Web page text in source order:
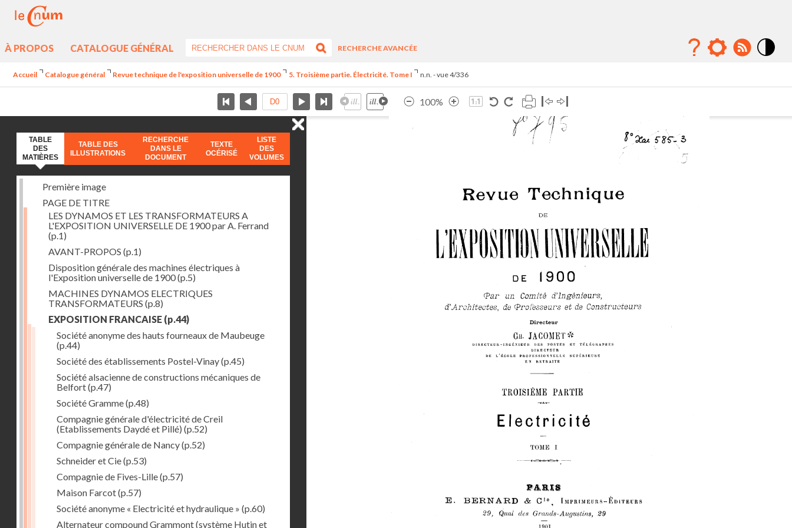
À PROPOS CATALOGUE GÉNÉRAL
RECHERCHE AVANCÉE
Accueil Catalogue général Revue technique de l'exposition universelle de 1900 5. Troisième partie. Électricité. Tome I n.n. - vue 4/336
100%
TABLE
DES
MATIÈRES
TABLE DES
ILLUSTRATIONS
RECHERCHE
DANS LE
DOCUMENT
TEXTE
OCÉRISÉ
LISTE
DES
VOLUMES
Première image
PAGE DE TITRE
LES DYNAMOS ET LES TRANSFORMATEURS A
L'EXPOSITION UNIVERSELLE DE 1900 par A. Ferrand
(p.1)
AVANT-PROPOS (p.1)
Disposition générale des machines électriques à
l'Exposition universelle de 1900(p.5)
MACHINES DYNAMOS ELECTRIQUES
TRANSFORMATEURS (p.8)
EXPOSITION FRANCAISE (p.44)
Société anonyme des hauts fourneaux de Maubeuge
(p.44)
Société des établissements Postel-Vinay(p.45)
Société alsacienne de constructions mécaniques de
Belfort(p.47)
Société Gramme(p.48)
Compagnie générale d'électricité de Creil
(Etablissements Daydé et Pillé) (p.52)
Compagnie générale de Nancy(p.52)
Schneider et Cie(p.53)
Compagnie de Fives-Lille(p.57)
Maison Farcot(p.57)
Société anonyme « Electricité et hydraulique » (p.60)
Alternateur compound Grammont (système Hutin et